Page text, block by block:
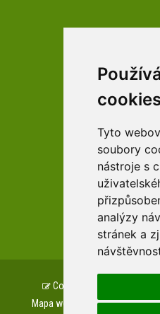
Tyto
soubory
nástroje s
analýzy
stránek a
Copyright ©
Mapa webu
Prohlášení o